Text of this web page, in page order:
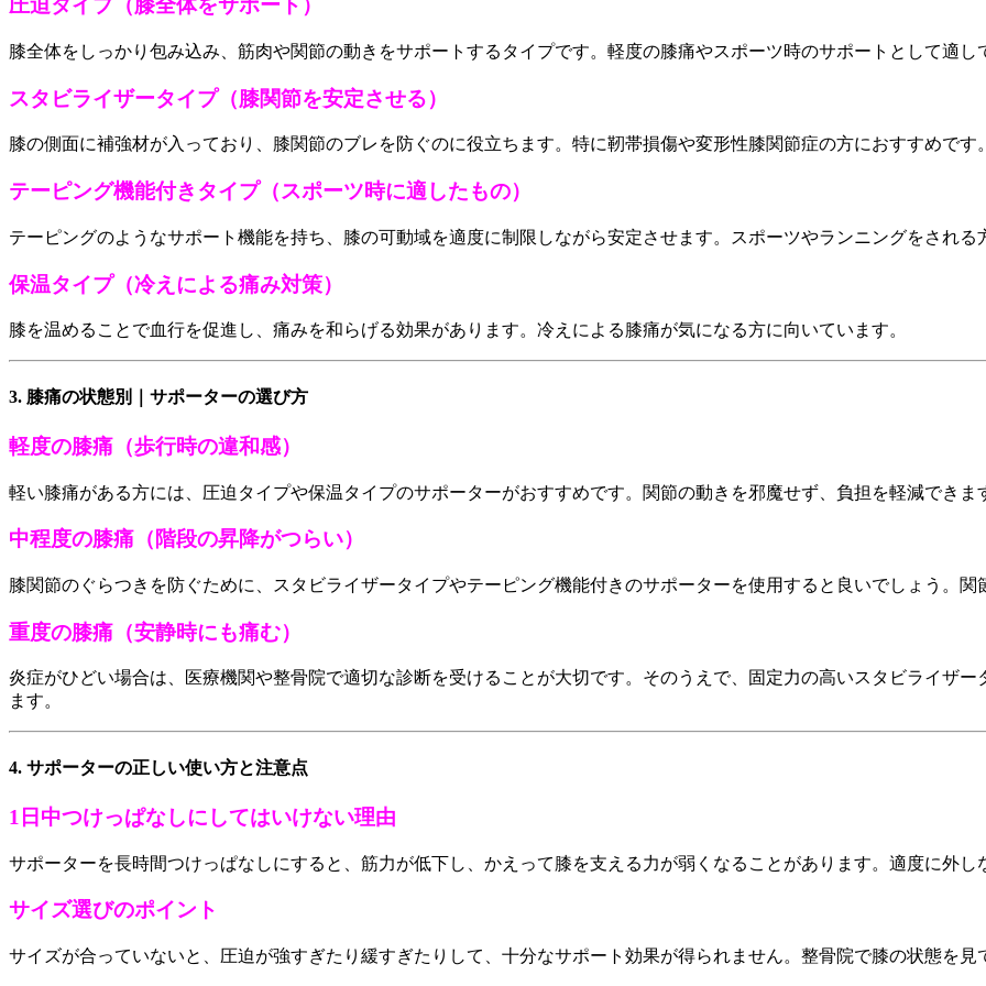
圧迫タイプ（膝全体をサポート）
膝全体をしっかり包み込み、筋肉や関節の動きをサポートするタイプです。軽度の膝痛やスポーツ時のサポートとして適し
スタビライザータイプ（膝関節を安定させる）
膝の側面に補強材が入っており、膝関節のブレを防ぐのに役立ちます。特に靭帯損傷や変形性膝関節症の方におすすめです。
テーピング機能付きタイプ（スポーツ時に適したもの）
テーピングのようなサポート機能を持ち、膝の可動域を適度に制限しながら安定させます。スポーツやランニングをされる
保温タイプ（冷えによる痛み対策）
膝を温めることで血行を促進し、痛みを和らげる効果があります。冷えによる膝痛が気になる方に向いています。
3. 膝痛の状態別｜サポーターの選び方
軽度の膝痛（歩行時の違和感）
軽い膝痛がある方には、圧迫タイプや保温タイプのサポーターがおすすめです。関節の動きを邪魔せず、負担を軽減できま
中程度の膝痛（階段の昇降がつらい）
膝関節のぐらつきを防ぐために、スタビライザータイプやテーピング機能付きのサポーターを使用すると良いでしょう。関
重度の膝痛（安静時にも痛む）
炎症がひどい場合は、医療機関や整骨院で適切な診断を受けることが大切です。そのうえで、固定力の高いスタビライザ
ます。
4. サポーターの正しい使い方と注意点
1日中つけっぱなしにしてはいけない理由
サポーターを長時間つけっぱなしにすると、筋力が低下し、かえって膝を支える力が弱くなることがあります。適度に外し
サイズ選びのポイント
サイズが合っていないと、圧迫が強すぎたり緩すぎたりして、十分なサポート効果が得られません。整骨院で膝の状態を見